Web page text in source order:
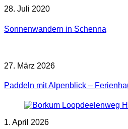
28. Juli 2020
Sonnenwandern in Schenna
27. März 2026
Paddeln mit Alpenblick –
1. April 2026